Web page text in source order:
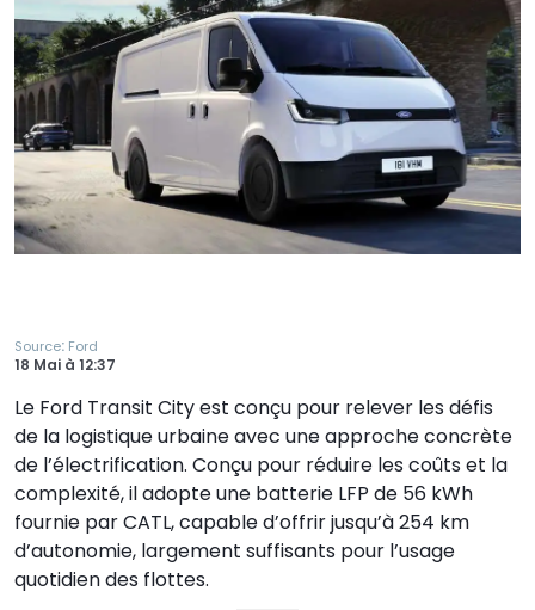
Source: Ford
18 Mai à 12:37
Le Ford Transit City est conçu pour relever les défis
de la logistique urbaine avec une approche concrète
de l’électrification. Conçu pour réduire les coûts et la
complexité, il adopte une batterie LFP de 56 kWh
fournie par CATL, capable d’offrir jusqu’à 254 km
d’autonomie, largement suffisants pour l’usage
quotidien des flottes.